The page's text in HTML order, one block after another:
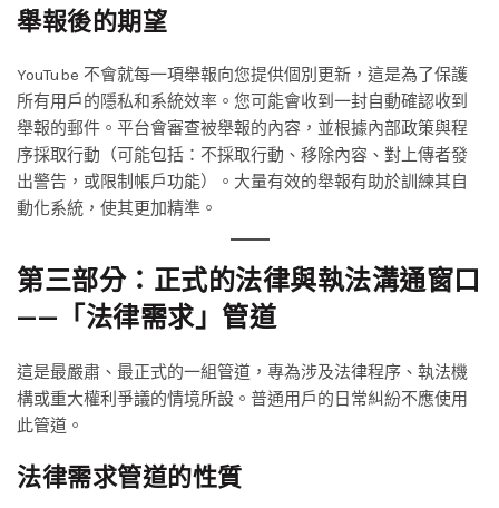
舉報後的期望
YouTube 不會就每一項舉報向您提供個別更新，這是為了保護
所有用戶的隱私和系統效率。您可能會收到一封自動確認收到
舉報的郵件。平台會審查被舉報的內容，並根據內部政策與程
序採取行動（可能包括：不採取行動、移除內容、對上傳者發
出警告，或限制帳戶功能）。大量有效的舉報有助於訓練其自
動化系統，使其更加精準。
第三部分：正式的法律與執法溝通窗口
——「法律需求」管道
這是最嚴肅、最正式的一組管道，專為涉及法律程序、執法機
構或重大權利爭議的情境所設。普通用戶的日常糾紛不應使用
此管道。
法律需求管道的性質